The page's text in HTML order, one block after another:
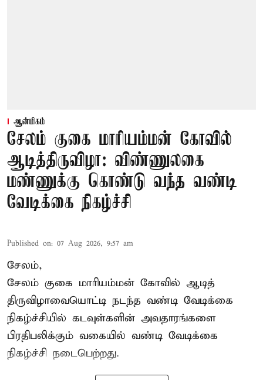
ஆன்மிகம்
சேலம் குகை மாரியம்மன் கோவில்
ஆடித்திருவிழா: விண்ணுலகை
மண்ணுக்கு கொண்டு வந்த வண்டி
வேடிக்கை நிகழ்ச்சி
Published on: 07 Aug 2026, 9:57 am
சேலம்,
சேலம் குகை மாரியம்மன் கோவில் ஆடித்
திருவிழாவையொட்டி நடந்த வண்டி வேடிக்கை
நிகழ்ச்சியில் கடவுள்களின் அவதாரங்களை
பிரதிபலிக்கும் வகையில் வண்டி வேடிக்கை
நிகழ்ச்சி நடைபெற்றது.